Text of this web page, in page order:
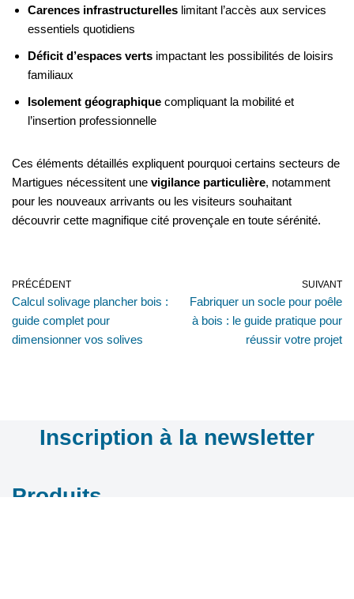
Carences infrastructurelles limitant l’accès aux services
essentiels quotidiens
Déficit d’espaces verts impactant les possibilités de loisirs
familiaux
Isolement géographique compliquant la mobilité et
l’insertion professionnelle
Ces éléments détaillés expliquent pourquoi certains secteurs de
Martigues nécessitent une vigilance particulière, notamment
pour les nouveaux arrivants ou les visiteurs souhaitant
découvrir cette magnifique cité provençale en toute sérénité.
PRÉCÉDENT
Calcul solivage plancher bois :
guide complet pour
dimensionner vos solives
SUIVANT
Fabriquer un socle pour poêle
à bois : le guide pratique pour
réussir votre projet
Inscription à la newsletter
Produits